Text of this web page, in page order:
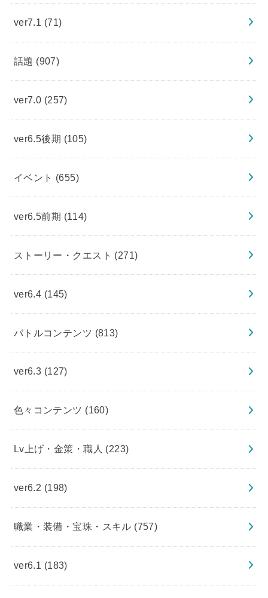
ver7.1 (71)
話題 (907)
ver7.0 (257)
ver6.5後期 (105)
イベント (655)
ver6.5前期 (114)
ストーリー・クエスト (271)
ver6.4 (145)
バトルコンテンツ (813)
ver6.3 (127)
色々コンテンツ (160)
Lv上げ・金策・職人 (223)
ver6.2 (198)
職業・装備・宝珠・スキル (757)
ver6.1 (183)